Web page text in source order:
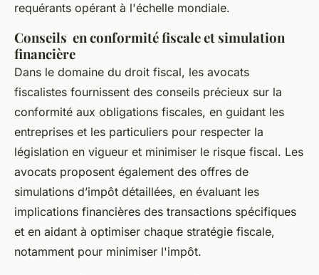
requérants opérant à l'échelle mondiale.
Conseils en conformité fiscale et simulation
financière
Dans le domaine du droit fiscal, les avocats
fiscalistes fournissent des conseils précieux sur la
conformité aux obligations fiscales, en guidant les
entreprises et les particuliers pour respecter la
législation en vigueur et minimiser le risque fiscal. Les
avocats proposent également des offres de
simulations d’impôt détaillées, en évaluant les
implications financières des transactions spécifiques
et en aidant à optimiser chaque stratégie fiscale,
notamment pour minimiser l'impôt.